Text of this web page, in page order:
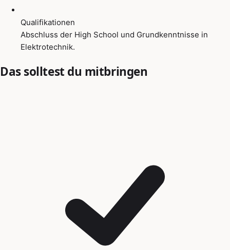
Qualifikationen
Abschluss der High School und Grundkenntnisse in
Elektrotechnik.
Das solltest du mitbringen